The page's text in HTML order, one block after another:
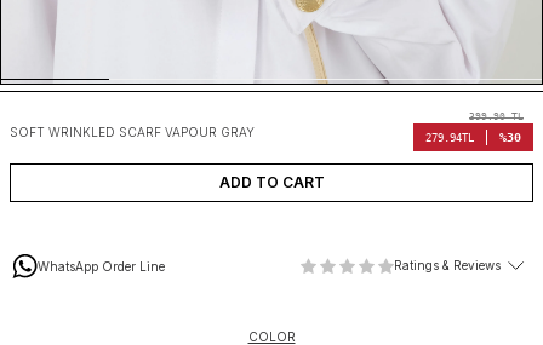
SOFT WRINKLED SCARF VAPOUR GRAY
399.90TL
279.94TL %30
ADD TO CART
WhatsApp Order Line Ratings & Reviews
COLOR